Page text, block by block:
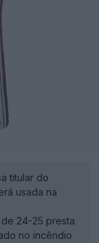
titular do
usada na
24-25 presta
no incêndio